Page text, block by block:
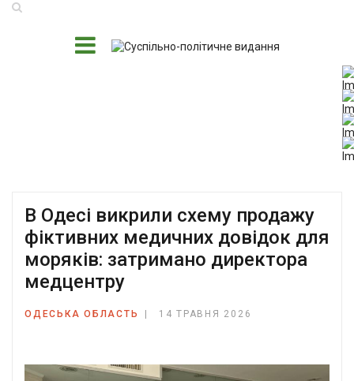
В Одесі викрили схему продажу
фіктивних медичних довідок для
моряків: затримано директора
медцентру
ОДЕСЬКА ОБЛАСТЬ 14 ТРАВНЯ 2026